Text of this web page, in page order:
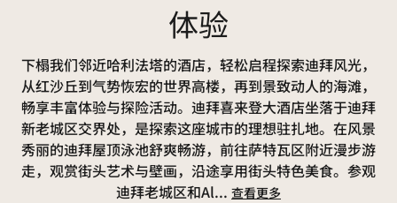
体验
下榻我们邻近哈利法塔的酒店，轻松启程探索迪拜风光，
从红沙丘到气势恢宏的世界高楼，再到景致动人的海滩，
畅享丰富体验与探险活动。迪拜喜来登大酒店坐落于迪拜
新老城区交界处，是探索这座城市的理想驻扎地。在风景
秀丽的迪拜屋顶泳池舒爽畅游，前往萨特瓦区附近漫步游
走，观赏街头艺术与壁画，沿途享用街头特色美食。参观
迪拜老城区和Al... 查看更多